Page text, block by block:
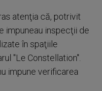
atenţia că, potrivit
impuneau inspecţii de
în spaţiile
"Le Constellation".
impune verificarea